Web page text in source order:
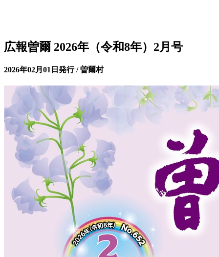
広報曽爾 2026年（令和8年）2月号
2026年02月01日発行 / 曽爾村